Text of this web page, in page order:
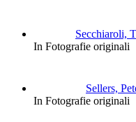
Secchiaroli,
In Fotografie originali
Sellers,
In Fotografie originali